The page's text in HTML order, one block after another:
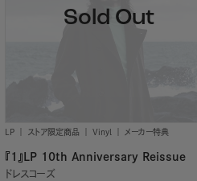
LP ストア限定商品 Vinyl メーカー特典
『1』LP 10th Anniversary Reissue
ドレスコーズ